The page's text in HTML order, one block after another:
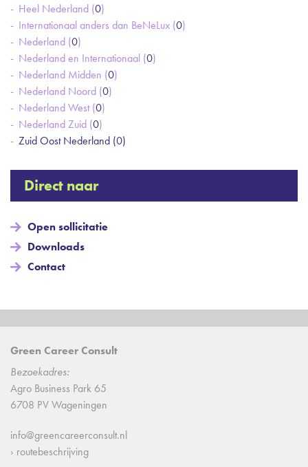
Heel Nederland (0)
Internationaal anders dan BeNeLux (0)
Nederland (0)
Nederland en Internationaal (0)
Nederland Midden (0)
Nederland Noord (0)
Nederland West (0)
Nederland Zuid (0)
Zuid Oost Nederland (0)
Direct naar
Open sollicitatie
Downloads
Contact
Green Career Consult
Bezoekadres:
Agro Business Park 65
6708 PV Wageningen
info@greencareerconsult.nl
› routebeschrijving